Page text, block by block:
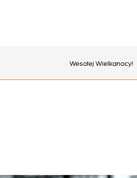
Wesołej Wielkanocy!